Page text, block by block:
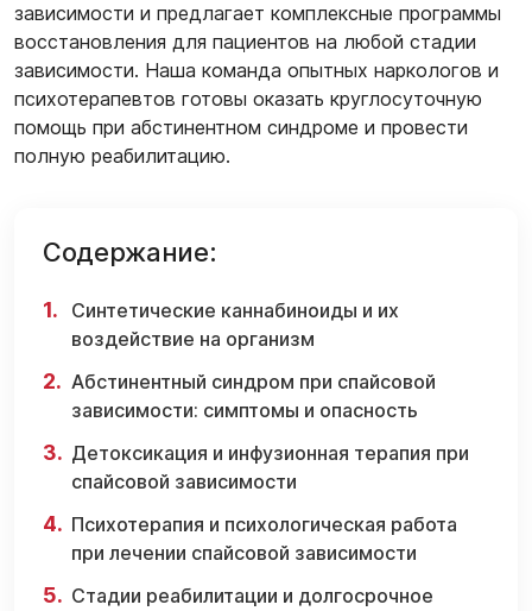
зависимости и предлагает комплексные программы
восстановления для пациентов на любой стадии
зависимости. Наша команда опытных наркологов и
психотерапевтов готовы оказать круглосуточную
помощь при абстинентном синдроме и провести
полную реабилитацию.
Содержание:
Синтетические каннабиноиды и их
воздействие на организм
Абстинентный синдром при спайсовой
зависимости: симптомы и опасность
Детоксикация и инфузионная терапия при
спайсовой зависимости
Психотерапия и психологическая работа
при лечении спайсовой зависимости
Стадии реабилитации и долгосрочное